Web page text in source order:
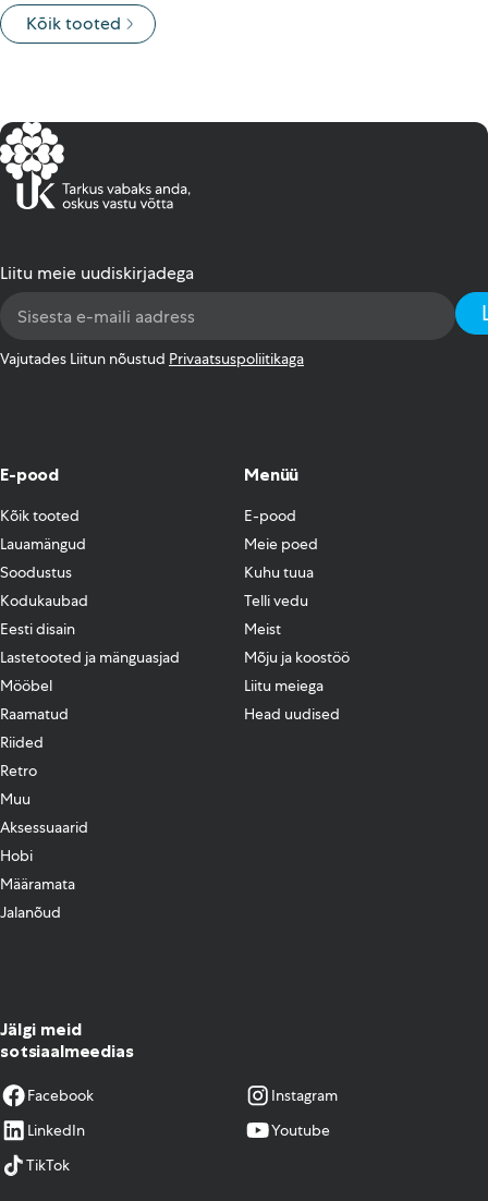
Kõik tooted
Liitu meie uudiskirjadega
Address
Vajutades Liitun nõustud Privaatsuspoliitikaga
E-pood
Kõik tooted
Lauamängud
Soodustus
Kodukaubad
Eesti disain
Lastetooted ja mänguasjad
Mööbel
Raamatud
Riided
Retro
Muu
Aksessuaarid
Hobi
Määramata
Jalanõud
Menüü
E-pood
Meie poed
Kuhu tuua
Telli vedu
Meist
Mõju ja koostöö
Liitu meiega
Head uudised
Jälgi meid
sotsiaalmeedias
Facebook
Instagram
LinkedIn
Youtube
TikTok